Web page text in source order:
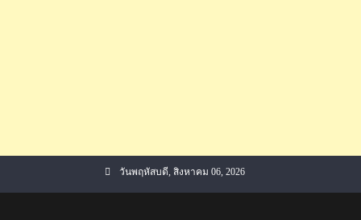
วันพฤหัสบดี, สิงหาคม 06, 2026